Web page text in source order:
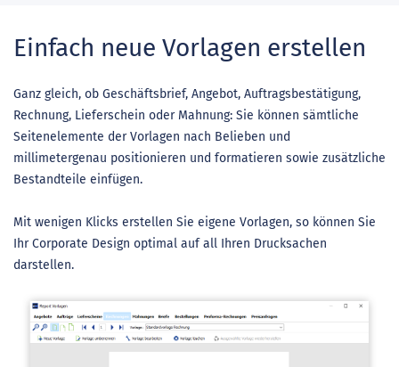
Einfach neue Vorlagen erstellen
Ganz gleich, ob Geschäftsbrief, Angebot, Auftragsbestätigung,
Rechnung, Lieferschein oder Mahnung: Sie können sämtliche
Seitenelemente der Vorlagen nach Belieben und
millimetergenau positionieren und formatieren sowie zusätzliche
Bestandteile einfügen.
Mit wenigen Klicks erstellen Sie eigene Vorlagen, so können Sie
Ihr Corporate Design optimal auf all Ihren Drucksachen
darstellen.